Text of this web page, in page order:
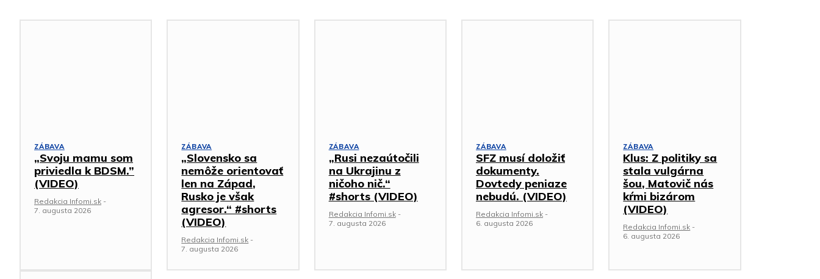
ZÁBAVA
„Svoju mamu som
priviedla k BDSM.”
(VIDEO)
Redakcia Infomi.sk -
7. augusta 2026
ZÁBAVA
„Slovensko sa
nemôže orientovať
len na Západ,
Rusko je však
agresor.“ #shorts
(VIDEO)
Redakcia Infomi.sk -
7. augusta 2026
ZÁBAVA
„Rusi nezaútočili
na Ukrajinu z
ničoho nič.“
#shorts (VIDEO)
Redakcia Infomi.sk -
7. augusta 2026
ZÁBAVA
SFZ musí doložiť
dokumenty.
Dovtedy peniaze
nebudú. (VIDEO)
Redakcia Infomi.sk -
6. augusta 2026
ZÁBAVA
Klus: Z politiky sa
stala vulgárna
šou, Matovič nás
kŕmi bizárom
(VIDEO)
Redakcia Infomi.sk -
6. augusta 2026